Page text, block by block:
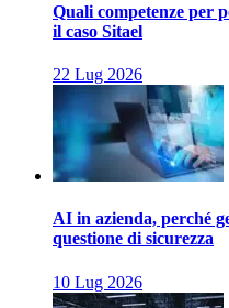
Quali competenze per
il caso Sitael
22 Lug 2026
AI in azienda, perché
questione di sicurezza
10 Lug 2026